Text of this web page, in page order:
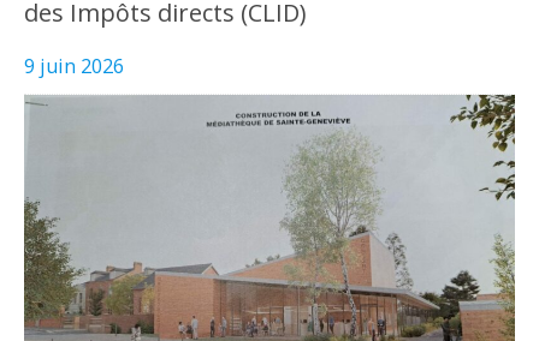
des Impôts directs (CLID)
9 juin 2026